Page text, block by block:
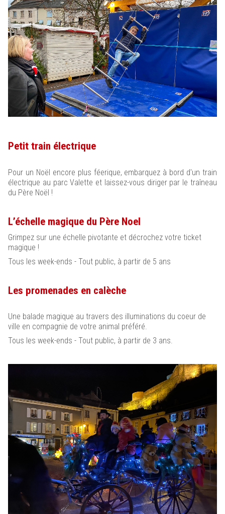
Petit train électrique
Pour un Noël encore plus féerique, embarquez à bord d'un train
électrique au parc Valette et laissez-vous diriger par le traîneau
du Père Noël !
L’échelle magique du Père Noel
Grimpez sur une échelle pivotante et décrochez votre ticket
magique !
Tous les week-ends - Tout public, à partir de 5 ans
Les promenades en calèche
Une balade magique au travers des illuminations du coeur de
ville en compagnie de votre animal préféré.
Tous les week-ends - Tout public, à partir de 3 ans.